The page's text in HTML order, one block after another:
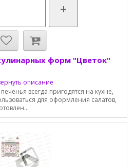
+
форм "Цветок"
описание
всегда пригодятся на кухне,
для оформления салатов,